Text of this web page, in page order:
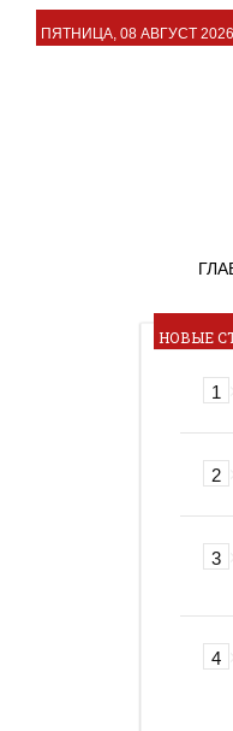
ПЯТНИЦА, 08 АВГУСТ 2026
НОВЫЕ